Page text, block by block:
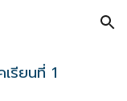
Skip to navigation
รียนที่ 1